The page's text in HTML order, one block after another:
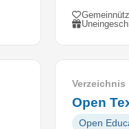
Verzeichnis
Open
Open